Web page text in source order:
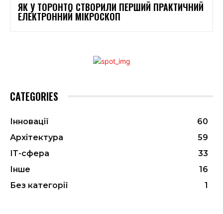
ЯК У ТОРОНТО СТВОРИЛИ ПЕРШИЙ ПРАКТИЧНИЙ
ЕЛЕКТРОННИЙ МІКРОСКОП
CATEGORIES
Інновації
60
Архітектура
59
ІТ-сфера
33
Інше
16
Без категорії
1